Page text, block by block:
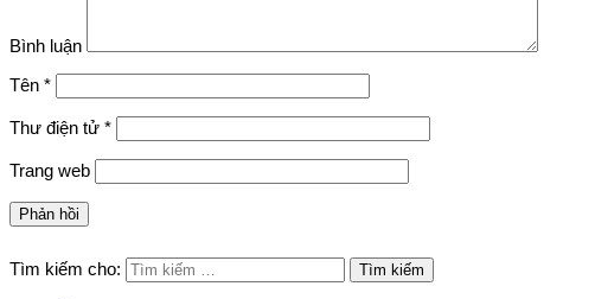
Bình luận
Tên *
Thư điện tử *
Trang web
Tìm kiếm cho: